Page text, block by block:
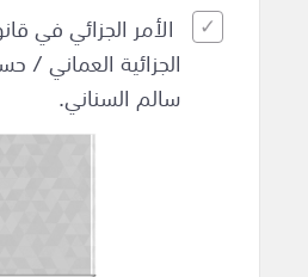
الأمر الجزائي في
الجزائية العماني /
سالم السناني.